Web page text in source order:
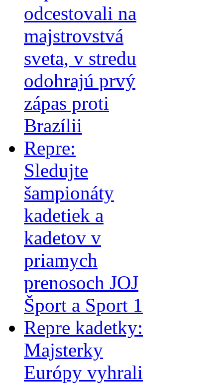
odcestovali na
majstrovstvá
sveta, v stredu
odohrajú prvý
zápas proti
Brazílii
Repre:
Sledujte
šampionáty
kadetiek a
kadetov v
priamych
prenosoch JOJ
Šport a Sport 1
Repre kadetky:
Majsterky
Európy vyhrali